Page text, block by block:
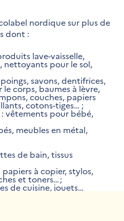
nordique sur plus de
dont :
lave-vaisselle,
nettoyants pour le sol,
savons, dentifrices,
corps, baumes à lèvre,
couches, papiers
cotons-tiges… ;
: vêtements pour bébé,
meubles en métal,
de bain, tissus
papiers à copier, stylos,
et toners… ;
de cuisine, jouets…